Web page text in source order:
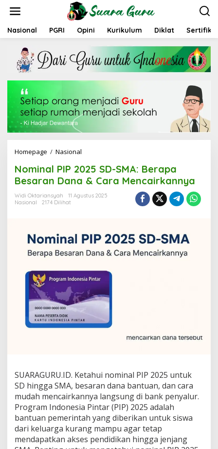
t
Nasional PGRI Opini Kurikulum Diklat
Homepage / Nasional
m
i
n
a
2
2
S
D
-
S
A
:
p
a
B
e
s
a
a
n
Nominal PIP 2025 SD-SMA: Berapa
Besaran Dana & Cara Mencairkannya
Widi Oktariansyah
11 Agustus 2025
Nasional
2174 Dilihat
SUARAGURU.ID. Ketahui nominal PIP 2025 untuk
SD hingga SMA, besaran dana bantuan, dan cara
mudah mencairkannya langsung di bank penyalur.
Program Indonesia Pintar (PIP) 2025 adalah
bantuan pemerintah yang diberikan untuk siswa
dari keluarga kurang mampu agar tetap
mendapatkan akses pendidikan hingga jenjang